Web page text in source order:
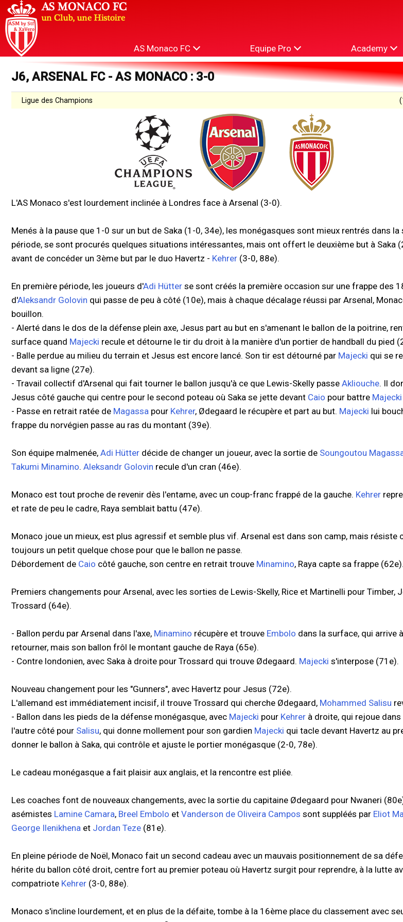
AS Monaco FC Equipe Pro Academy
J6, ARSENAL FC - AS MONACO : 3-0
Ligue des Champions
L'AS Monaco s'est lourdement inclinée à Londres face à Arsenal (3-0).
Menés à la pause que 1-0 sur un but de Saka (1-0, 34e), les monégasques sont mieux rentrés dans la
période, se sont procurés quelques situations intéressantes, mais ont offert le deuxième but à Saka
avant de concéder un 3ème but par le duo Havertz - Kehrer (3-0, 88e).
En première période, les joueurs d'Adi Hütter se sont créés la première occasion sur une frappe des
d'Aleksandr Golovin qui passe de peu à côté (10e), mais à chaque décalage réussi par Arsenal,
bouillon.
- Alerté dans le dos de la défense plein axe, Jesus part au but en s'amenant le ballon de la poitrine,
surface quand Majecki recule et détourne le tir du droit à la manière d'un portier de handball du pied
- Balle perdue au milieu du terrain et Jesus est encore lancé. Son tir est détourné par Majecki qui se
devant sa ligne (27e).
- Travail collectif d'Arsenal qui fait tourner le ballon jusqu'à ce que Lewis-Skelly passe Akliouche. Il
Jesus côté gauche qui centre pour le second poteau où Saka se jette devant Caio pour battre Majecki
- Passe en retrait ratée de Magassa pour Kehrer, Ødegaard le récupère et part au but. Majecki lui
frappe du norvégien passe au ras du montant (39e).
Son équipe malmenée, Adi Hütter décide de changer un joueur, avec la sortie de Soungoutou
Takumi Minamino. Aleksandr Golovin recule d'un cran (46e).
Monaco est tout proche de revenir dès l'entame, avec un coup-franc frappé de la gauche. Kehrer
et rate de peu le cadre, Raya semblait battu (47e).
Monaco joue un mieux, est plus agressif et semble plus vif. Arsenal est dans son camp, mais résiste
toujours un petit quelque chose pour que le ballon ne passe.
Débordement de Caio côté gauche, son centre en retrait trouve Minamino, Raya capte sa frappe (62e).
Premiers changements pour Arsenal, avec les sorties de Lewis-Skelly, Rice et Martinelli pour Timber,
Trossard (64e).
- Ballon perdu par Arsenal dans l'axe, Minamino récupère et trouve Embolo dans la surface, qui arrive
retourner, mais son ballon frôl le montant gauche de Raya (65e).
- Contre londonien, avec Saka à droite pour Trossard qui trouve Ødegaard. Majecki s'interpose (71e).
Nouveau changement pour les "Gunners", avec Havertz pour Jesus (72e).
L'allemand est immédiatement incisif, il trouve Trossard qui cherche Ødegaard, Mohammed Salisu
- Ballon dans les pieds de la défense monégasque, avec Majecki pour Kehrer à droite, qui rejoue
l'autre côté pour Salisu, qui donne mollement pour son gardien Majecki qui tacle devant Havertz au
donner le ballon à Saka, qui contrôle et ajuste le portier monégasque (2-0, 78e).
Le cadeau monégasque a fait plaisir aux anglais, et la rencontre est pliée.
Les coaches font de nouveaux changements, avec la sortie du capitaine Ødegaard pour Nwaneri
asémistes Lamine Camara, Breel Embolo et Vanderson de Oliveira Campos sont suppléés par Eliot
George Ilenikhena et Jordan Teze (81e).
En pleine période de Noël, Monaco fait un second cadeau avec un mauvais positionnement de sa
hérite du ballon côté droit, centre fort au premier poteau où Havertz surgit pour reprendre, à la lutte
compatriote Kehrer (3-0, 88e).
Monaco s'incline lourdement, et en plus de la défaite, tombe à la 16ème place du classement avec